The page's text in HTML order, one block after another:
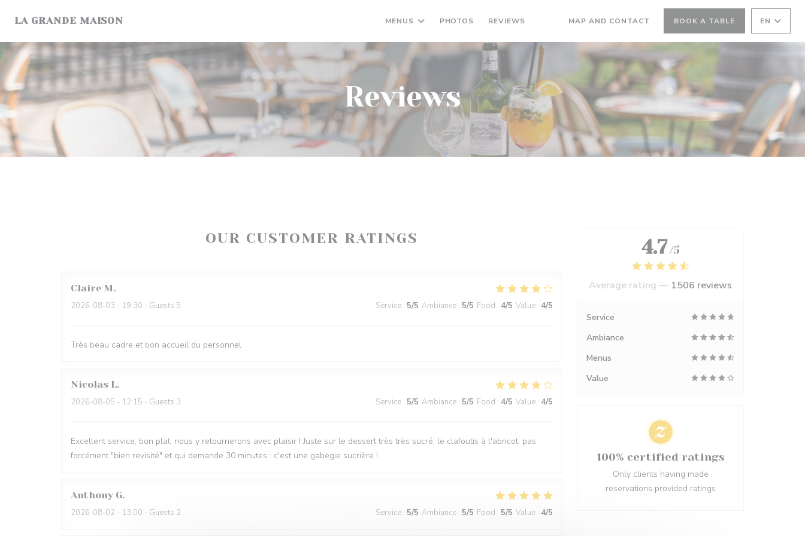
LA GRANDE MAISON MENUS PHOTOS REVIEWS MAP AND CONTACT BOOK A TABLE EN
Reviews
OUR CUSTOMER RATINGS
Claire M
2026-08-03 - 19:30 - Guests 5 Service : 5/5 Ambiance : 5/5 Food : 4/5 Value : 4/5
Très beau cadre et bon accueil du personnel
Nicolas L
2026-08-05 - 12:15 - Guests 3 Service : 5/5 Ambiance : 5/5 Food : 4/5 Value : 4/5
Excellent service, bon plat, nous y retournerons avec plaisir ! Juste sur le dessert très très sucré, le clafoutis à l'abricot, pas
forcément "bien revisité" et qui demande 30 minutes : c'est une gabegie sucrière !
Anthony G
2026-08-02 - 13:00 - Guests 2 Service : 5/5 Ambiance : 5/5 Food : 5/5 Value : 4/5
4.7 /5
Average rating — 1506 reviews
Service
Ambiance
Menus
Value
100% certified ratings
Only clients having made
reservations provided ratings